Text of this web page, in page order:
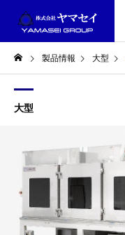
製品情報 大型
大型